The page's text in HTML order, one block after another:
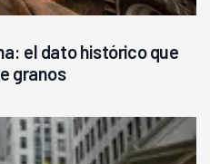
el dato histórico que
granos